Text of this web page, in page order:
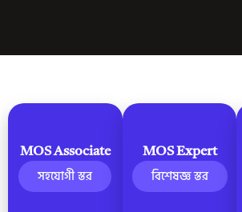
MOS Associate
সহযোগী স্তর
MOS Expert
বিশেষজ্ঞ স্তর